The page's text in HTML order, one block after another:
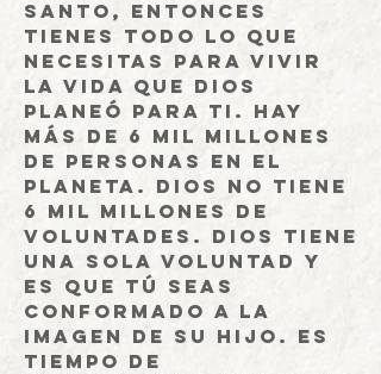
Santo, entonces
tienes todo lo que
necesitas para vivir
la vida que Dios
planeó para ti. Hay
más de 6 mil millones
de personas en el
planeta. Dios no tiene
6 mil millones de
voluntades. Dios tiene
una sola voluntad y
es que tú seas
conformado a la
imagen de Su Hijo. Es
tiempo de